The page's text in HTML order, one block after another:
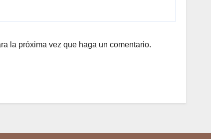
la próxima vez que haga un comentario.